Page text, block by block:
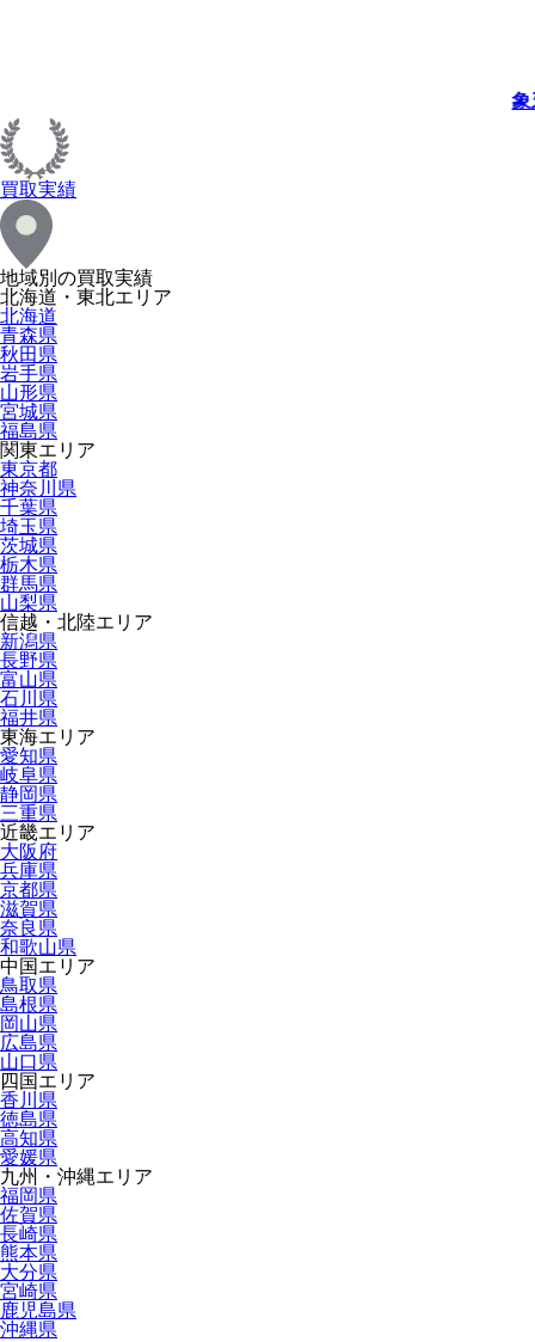
象
買取実績
地域別の買取実績
北海道・東北エリア
北海道
青森県
秋田県
岩手県
山形県
宮城県
福島県
関東エリア
東京都
神奈川県
千葉県
埼玉県
茨城県
栃木県
群馬県
山梨県
信越・北陸エリア
新潟県
長野県
富山県
石川県
福井県
東海エリア
愛知県
岐阜県
静岡県
三重県
近畿エリア
大阪府
兵庫県
京都県
滋賀県
奈良県
和歌山県
中国エリア
鳥取県
島根県
岡山県
広島県
山口県
四国エリア
香川県
徳島県
高知県
愛媛県
九州・沖縄エリア
福岡県
佐賀県
長崎県
熊本県
大分県
宮崎県
鹿児島県
沖縄県